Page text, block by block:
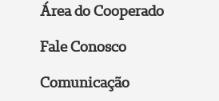
Área do Cooperado
Fale Conosco
Comunicação